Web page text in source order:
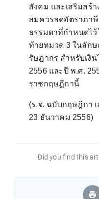
สังคม และเสริมสร้
สมควรลดอัตราภา
ธรรมดาที่กำหนดไ
ท้ายหมวด 3ในลัก
รัษฎากร สำหรับเงิ
2556 และปี พ.ศ.
ราชกฤษฎีกานี้
(ร.จ. ฉบับกฤษฎีกา เ
23 ธันวาคม 2556)
Did you find this